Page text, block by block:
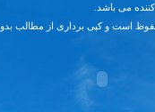
می باشد.
است و کپی برداری از مطالب